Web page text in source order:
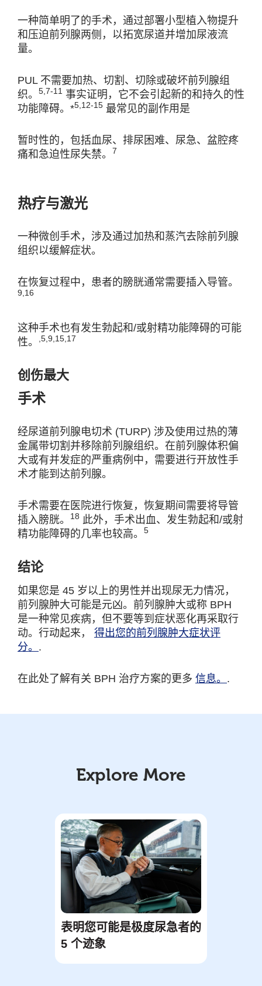
一种简单明了的手术，通过部署小型植入物提升
和压迫前列腺两侧，以拓宽尿道并增加尿液流
量。
PUL 不需要加热、切割、切除或破坏前列腺组
织。
5,7-11 事实证明，它不会引起新的和持久的性
功能障碍。*5,12-15 最常见的副作用是
暂时性的，包括血尿、排尿困难、尿急、盆腔疼
痛和急迫性尿失禁。
7
热疗与激光
一种微创手术，涉及通过加热和蒸汽去除前列腺
组织以缓解症状。
在恢复过程中，患者的膀胱通常需要插入导管。
9,16
这种手术也有发生勃起和/或射精功能障碍的可能
性。
,5,9,15,17
创伤最大
手术
经尿道前列腺电切术 (TURP) 涉及使用过热的薄
金属带切割并移除前列腺组织。在前列腺体积偏
大或有并发症的严重病例中，需要进行开放性手
术才能到达前列腺。
手术需要在医院进行恢复，恢复期间需要将导管
插入膀胱。
18 此外，手术出血、发生勃起和/或射
精功能障碍的几率也较高。
5
结论
如果您是 45 岁以上的男性并出现尿无力情况，
前列腺肿大可能是元凶。前列腺肿大或称 BPH
是一种常见疾病，但不要等到症状恶化再采取行
动。行动起来， 得出您的前列腺肿大症状评
分。 .
在此处了解有关 BPH 治疗方案的更多 信息。 .
Explore More
表明您可能是极度尿急者的
5 个迹象